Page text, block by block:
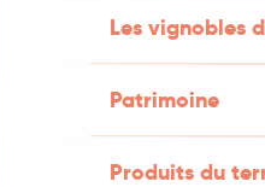
Les vignobles
Patrimoine
Produits du